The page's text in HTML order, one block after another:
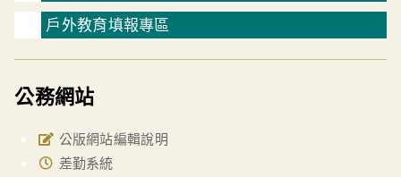
戶外教育填報專區
公務網站
公版網站編輯說明
差勤系統